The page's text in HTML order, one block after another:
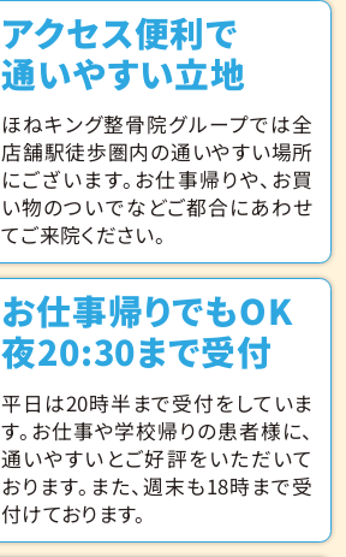
アクセス便利で
通いやすい立地
ほねキング整骨院グループでは全
店舗駅徒歩圏内の通いやすい場所
にございます。お仕事帰りや、お買
い物のついでなどご都合にあわせ
てご来院ください。
お仕事帰りでもOK
夜20:30まで受付
平日は20時半まで受付をしていま
す。お仕事や学校帰りの患者様に、
通いやすいとご好評をいただいて
おります。また、週末も18時まで受
付けております。